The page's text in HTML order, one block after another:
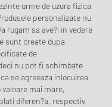
urme de uzura fizica
personalizate nu
rugam sa ave?i in vedere
sunt create dupa
de
nu pot fi schimbate
se agreeaza inlocuirea
valoare mai mare,
diferen?a, respectiv